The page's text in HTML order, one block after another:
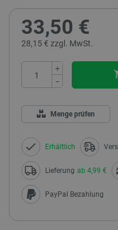
33,50 €
28,15 € zzgl. MwSt.
+
−
Menge prüfen
Erhältlich
Lieferung ab 4,99 €
PayPal Bezahlung